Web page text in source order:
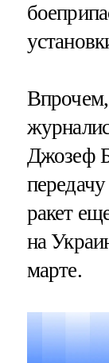
Джозеф
ракет
на
марте.